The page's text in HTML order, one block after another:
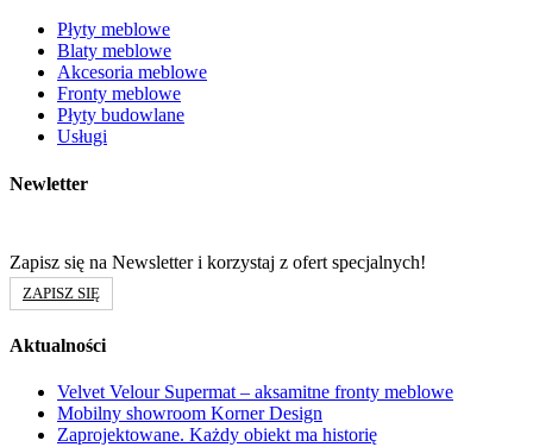
Płyty meblowe
Blaty meblowe
Akcesoria meblowe
Fronty meblowe
Płyty budowlane
Usługi
Newletter
Zapisz się na Newsletter i korzystaj z ofert specjalnych!
ZAPISZ SIĘ
Aktualności
Velvet Velour Supermat – aksamitne fronty meblowe
Mobilny showroom Korner Design
Zaprojektowane. Każdy obiekt ma historię